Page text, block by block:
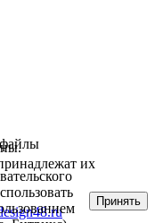
их
Принять